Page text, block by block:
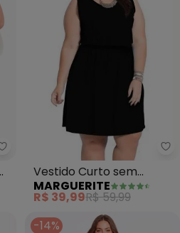
Marguerite - Vestido
Vestido Curto sem
Mangas (Preto) Plus Size
MARGUERITE
R$ 39,99R$ 59,99
-14%